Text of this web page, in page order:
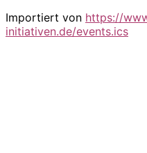
Importiert von https://
initiativen.de/events.ics